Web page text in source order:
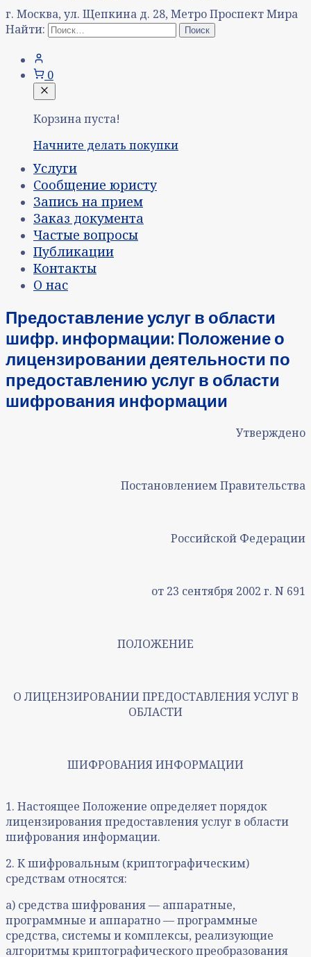
г. Москва, ул. Щепкина д. 28, Метро Проспект Мира
Найти:
0
Корзина пуста!
Начните делать покупки
Услуги
Сообщение юристу
Запись на прием
Заказ документа
Частые вопросы
Публикации
Контакты
О нас
Предоставление услуг в области
шифр. информации: Положение о
лицензировании деятельности по
предоставлению услуг в области
шифрования информации
Утверждено
Постановлением Правительства
Российской Федерации
от 23 сентября 2002 г. N 691
ПОЛОЖЕНИЕ
О ЛИЦЕНЗИРОВАНИИ ПРЕДОСТАВЛЕНИЯ УСЛУГ В
ОБЛАСТИ
ШИФРОВАНИЯ ИНФОРМАЦИИ
1. Настоящее Положение определяет порядок
лицензирования предоставления услуг в области
шифрования информации.
2. К шифровальным (криптографическим)
средствам относятся:
а) средства шифрования — аппаратные,
программные и аппаратно — программные
средства, системы и комплексы, реализующие
алгоритмы криптографического преобразования